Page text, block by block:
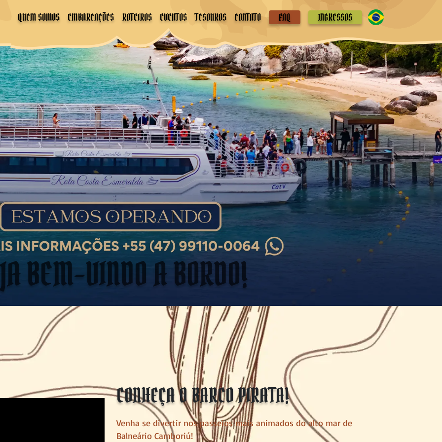
QUEM SOMOS EMBARCAÇÕES ROTEIROS EVENTOS TESOUROS CONTATO FAQ INGRESSOS
BEM-VINDO A BORDO!
CONHEÇA O BARCO PIRATA!
Venha se divertir nos passeios mais animados do alto mar de
Balneário Camboriú!